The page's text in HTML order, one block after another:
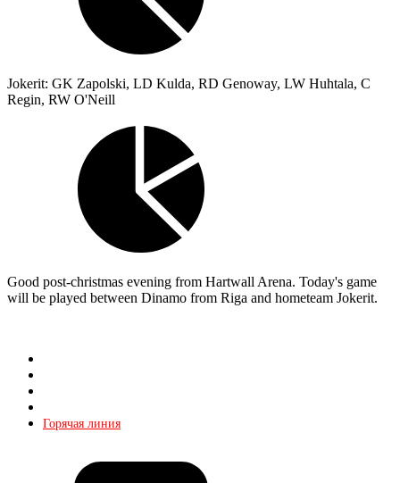
Jokerit: GK Zapolski, LD Kulda, RD Genoway, LW Huhtala, C
Regin, RW O'Neill
Good post-christmas evening from Hartwall Arena. Today's game
will be played between Dinamo from Riga and hometeam Jokerit.
Горячая линия